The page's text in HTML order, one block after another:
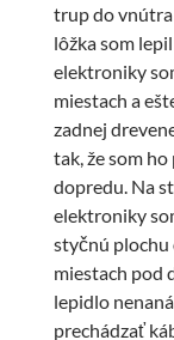
trup do vnútra
lôžka som
elektroniky
miestach a
zadnej
tak, že som
dopredu. Na
elektroniky
styčnú plochu
miestach pod
lepidlo
prechádzať